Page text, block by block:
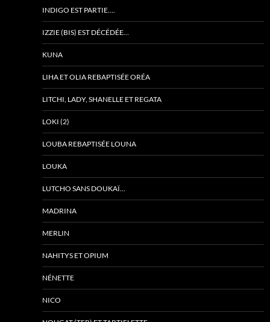
INDIGO EST PARTIE….
IZZIE (BIS) EST DÉCÉDÉE…
KUNA
LIHA ET OLIA REBAPTISÉE ORÉA
LITCHI, LADY, SHANELLE ET REGATA
LOKI (2)
LOUBA REBAPTISÉE LOUNA
LOUKA
LUTCHO SANS DOUKAÏ…
MADRINA
MERLIN
NAHITYS ET OPIUM
NÉNETTE
NICO